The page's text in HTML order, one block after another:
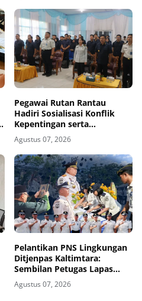
Pegawai Rutan Rantau
Hadiri Sosialisasi Konflik
Kepentingan serta
Monitoring dan Evaluasi
Caraka LHKAN di Kanwil
Ditjenpas Kalsel
Agustus 07, 2026
Pelantikan PNS Lingkungan
Ditjenpas Kaltimtara:
Sembilan Petugas Lapas
Bontang Resmi Diangkat
Agustus 07, 2026